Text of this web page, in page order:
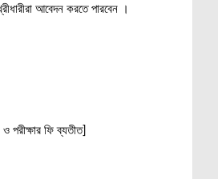
আবেদন করতে পারবেন ।
পরীক্ষার ফি ব্যতীত]